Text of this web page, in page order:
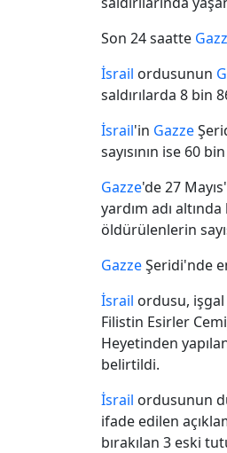
Son 24 saatte
İsrail ordusunun
saldırılarda 8 bin
İsrail'in Gazze
sayısının ise 60
Gazze'de 27
yardım adı
öldürülenlerin
GazzeŞeridi'nde
İsrail ordusu, işgal
Filistin Esirler
Heyetinden
belirtildi.
İsrail ordusunun
ifade edilen
bırakılan 3 eski